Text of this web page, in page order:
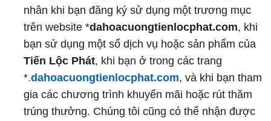
nhân khi bạn đăng ký sử dụng một trương mục
trên website *dahoacuongtienlocphat.com, khi
bạn sử dụng một số dịch vụ hoặc sản phẩm của
Tiến Lộc Phát, khi bạn ở trong các trang
*.dahoacuongtienlocphat.com, và khi bạn tham
gia các chương trình khuyến mãi hoặc rút thăm
trúng thưởng. Chúng tôi cũng có thể nhận được